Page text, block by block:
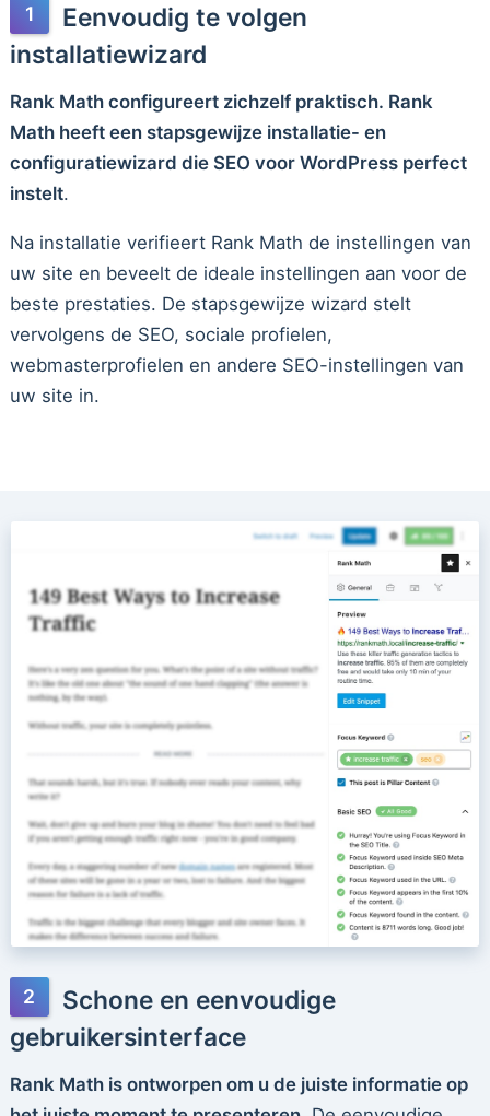
Eenvoudig te volgen
installatiewizard
Rank Math configureert zichzelf praktisch. Rank
Math heeft een stapsgewijze installatie- en
configuratiewizard die SEO voor WordPress perfect
instelt.
Na installatie verifieert Rank Math de instellingen van
uw site en beveelt de ideale instellingen aan voor de
beste prestaties. De stapsgewijze wizard stelt
vervolgens de SEO, sociale profielen,
webmasterprofielen en andere SEO-instellingen van
uw site in.
Schone en eenvoudige
gebruikersinterface
Rank Math is ontworpen om u de juiste informatie op